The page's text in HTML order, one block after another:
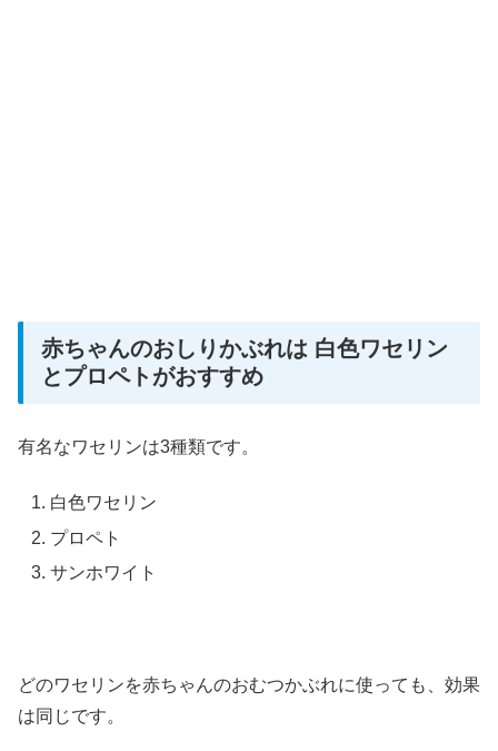
赤ちゃんのおしりかぶれは 白色ワセリン
とプロペトがおすすめ
有名なワセリンは3種類です。
白色ワセリン
プロペト
サンホワイト
どのワセリンを赤ちゃんのおむつかぶれに使っても、効果
は同じです。